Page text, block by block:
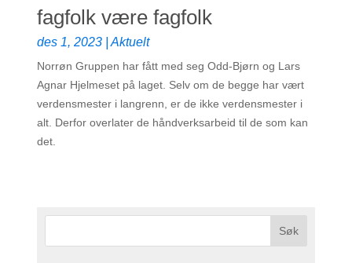
fagfolk være fagfolk
des 1, 2023 |Aktuelt
Norrøn Gruppen har fått med seg Odd-Bjørn og Lars
Agnar Hjelmeset på laget. Selv om de begge har vært
verdensmester i langrenn, er de ikke verdensmester i
alt. Derfor overlater de håndverksarbeid til de som kan
det.